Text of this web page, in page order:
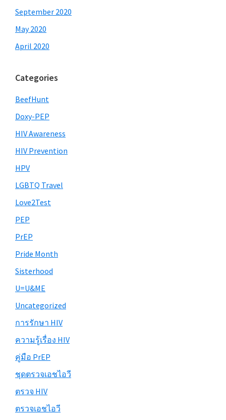
September 2020
May 2020
April 2020
Categories
BeefHunt
Doxy-PEP
HIV Awareness
HIV Prevention
HPV
LGBTQ Travel
Love2Test
PEP
PrEP
Pride Month
Sisterhood
U=U&ME
Uncategorized
การรักษา HIV
ความรู้เรื่อง HIV
คู่มือ PrEP
ชุดตรวจเอชไอวี
ตรวจ HIV
ตรวจเอชไอวี